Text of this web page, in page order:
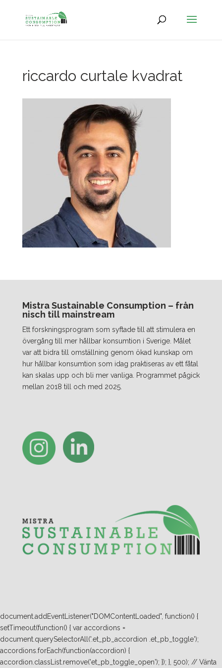
riccardo curtale kvadrat
Mistra Sustainable Consumption – från
nisch till mainstream
Ett forskningsprogram som syftade till att stimulera en
övergång till mer hållbar konsumtion i Sverige. Målet
var att bidra till omställning genom ökad kunskap om
hur hållbar konsumtion som idag praktiseras av ett fåtal
kan skalas upp och bli mer vanliga. Programmet pågick
mellan 2018 till och med 2025.
document.addEventListener("DOMContentLoaded", function() {
setTimeout(function() { var accordions =
document.querySelectorAll('.et_pb_accordion .et_pb_toggle');
accordions.forEach(function(accordion) {
accordion.classList.remove('et_pb_toggle_open'); }); }, 500); // Vänta